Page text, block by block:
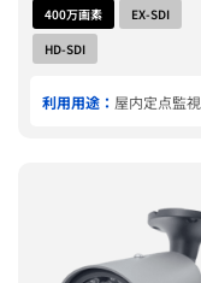
400万画素
EX-SDI
HD-SDI
利用用途： 屋内定点監視